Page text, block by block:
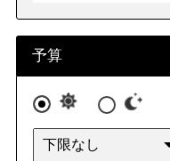
予算